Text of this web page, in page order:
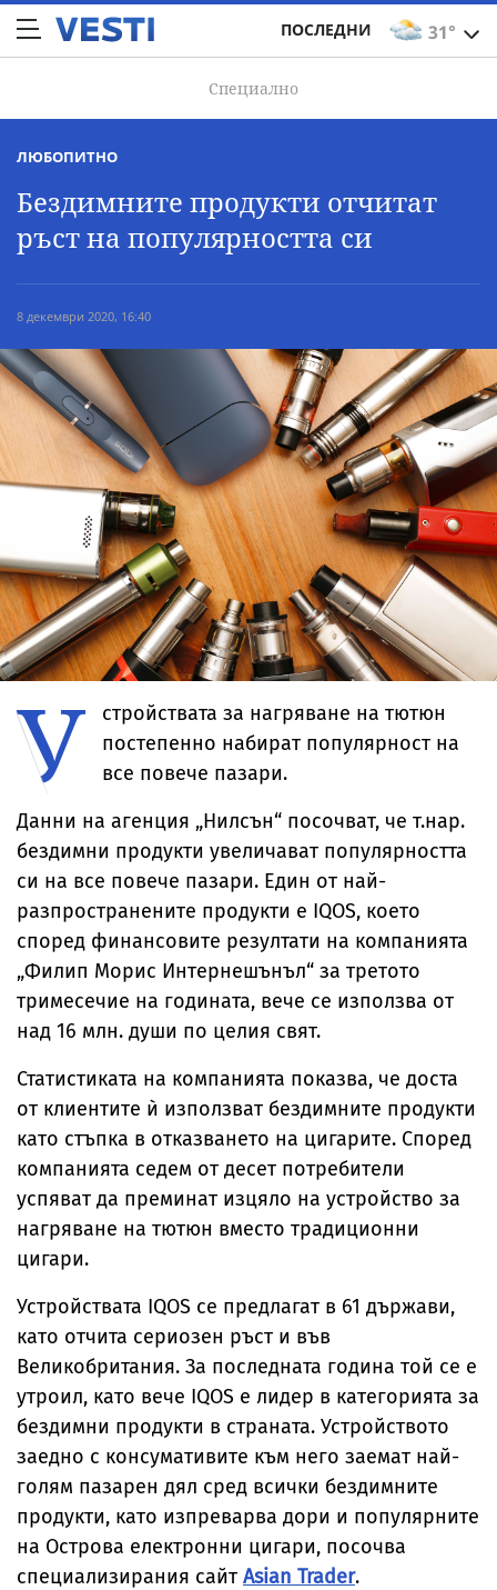
31°
ПОСЛЕДНИ
Специално
ЛЮБОПИТНО
Бездимните продукти отчитат
ръст на популярността си
8 декември 2020, 16:40
У
стройствата за нагряване на тютюн
постепенно набират популярност на
все повече пазари.
Данни на агенция „Нилсън“ посочват, че т.нар.
бездимни продукти увеличават популярността
си на все повече пазари. Един от най-
разпространените продукти е IQOS, което
според финансовите резултати на компанията
„Филип Морис Интернешънъл“ за третото
тримесечие на годината, вече се използва от
над 16 млн. души по целия свят.
Статистиката на компанията показва, че доста
от клиентите ѝ използват бездимните продукти
като стъпка в отказването на цигарите. Според
компанията седем от десет потребители
успяват да преминат изцяло на устройство за
нагряване на тютюн вместо традиционни
цигари.
Устройствата IQOS се предлагат в 61 държави,
като отчита сериозен ръст и във
Великобритания. За последната година той се е
утроил, като вече IQOS е лидер в категорията за
бездимни продукти в страната. Устройството
заедно с консумативите към него заемат най-
голям пазарен дял сред всички бездимните
продукти, като изпреварва дори и популярните
на Острова електронни цигари, посочва
специализирания сайт Asian Trader.